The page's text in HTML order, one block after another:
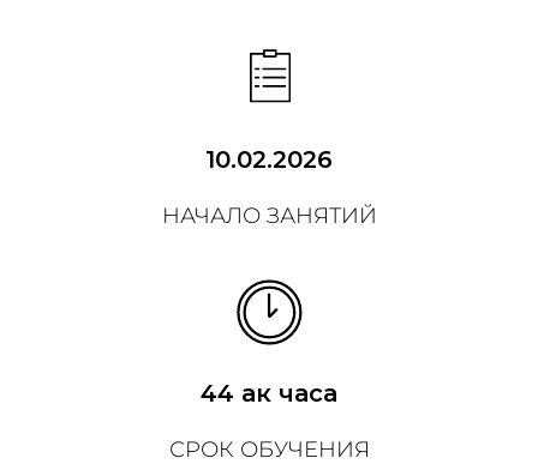
10.02.2026
НАЧАЛО ЗАНЯТИЙ
44 ак часа
СРОК ОБУЧЕНИЯ